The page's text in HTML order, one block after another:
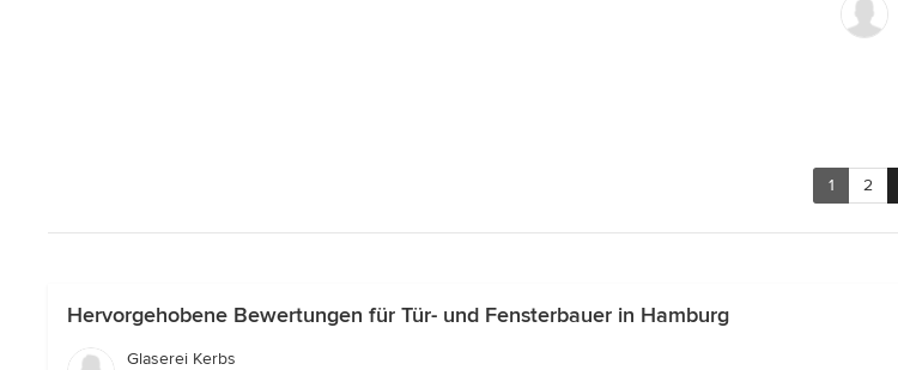
1 2
Hervorgehobene Bewertungen für Tür- und Fensterbauer in Hamburg
Glaserei Kerbs